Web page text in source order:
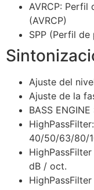
AVRCP:
(AVRCP)
SPP (Perfil
Ajuste del
Ajuste de la
BASS
40/50/63/80/
dB / oct.